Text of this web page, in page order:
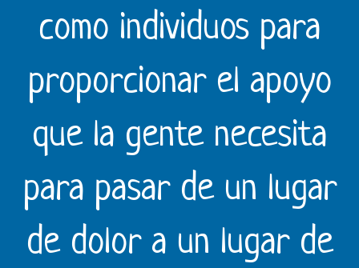
como individuos para
proporcionar el apoyo
que la gente necesita
para pasar de un lugar
de dolor a un lugar de